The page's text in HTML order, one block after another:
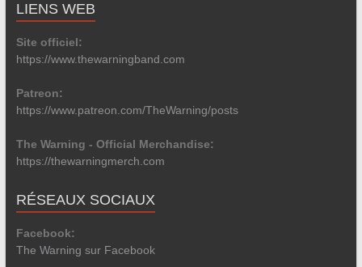
LIENS WEB
Site officiel:
https://www.thewarningband.com
Patreon:
https://www.patreon.com/TheWarning/posts
The Warning - Official Merchandise:
https://thewarningmerch.com
RÉSEAUX SOCIAUX
Facebook:
The Warning sur Facebook